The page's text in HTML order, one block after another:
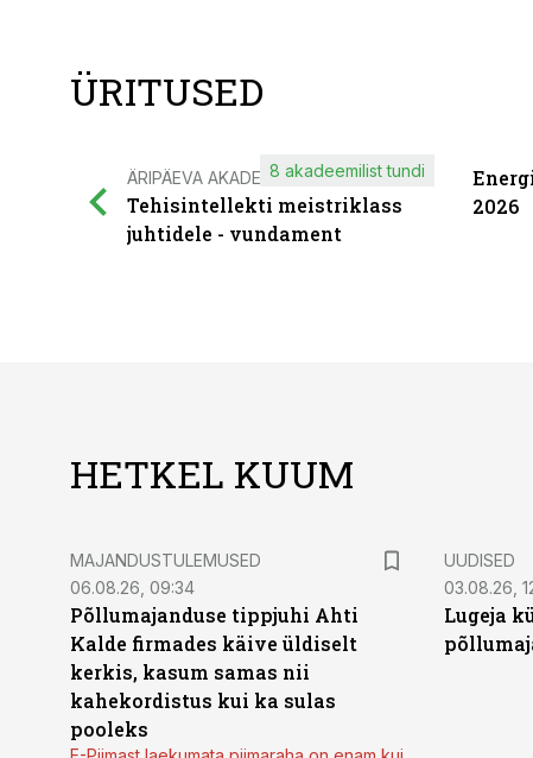
ÜRITUSED
ÄRIPÄEVA AKADEEMIA
Tehisintellekti meistriklass
juhtidele - vundament
8 akadeemilist tundi
2026
HETKEL KUUM
MAJANDUSTULEMUSED
06.08.26, 09:34
Põllumajanduse tippjuhi Ahti
Kalde firmades käive üldiselt
kerkis, kasum samas nii
kahekordistus kui ka sulas
pooleks
UUDISED
03.08.26,
Lugeja